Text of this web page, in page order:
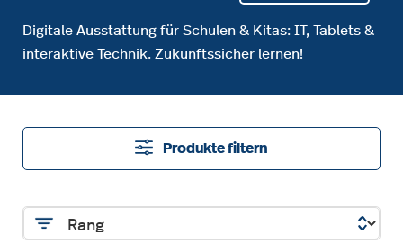
Digitale Ausstattung für Schulen & Kitas: IT, Tablets &
interaktive Technik. Zukunftssicher lernen!
Produkte filtern